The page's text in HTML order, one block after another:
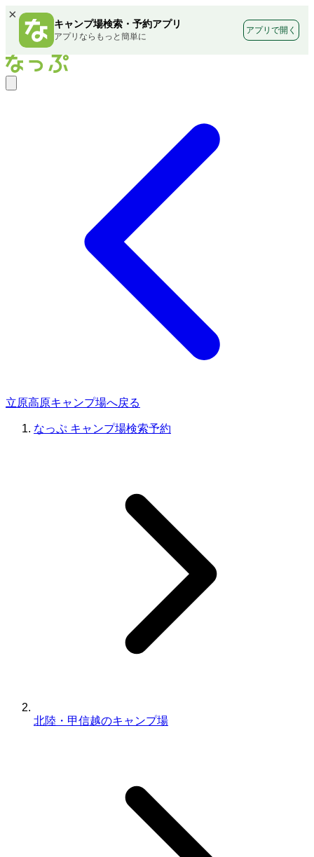
×
キャンプ場検索・予約アプリ
アプリならもっと簡単に
アプリで開く
立原高原キャンプ場へ戻る
なっぷ キャンプ場検索予約
北陸・甲信越のキャンプ場